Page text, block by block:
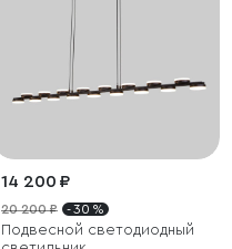
14 200 ₽
20 200 ₽ - 30 %
Подвесной светодиодный